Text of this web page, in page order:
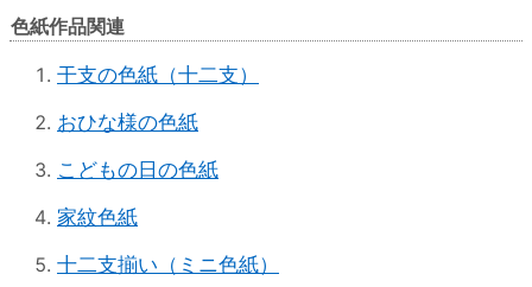
色紙作品関連
干支の色紙（十二支）
おひな様の色紙
こどもの日の色紙
家紋色紙
十二支揃い（ミニ色紙）